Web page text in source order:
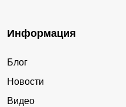
Информация
Блог
Новости
Видео